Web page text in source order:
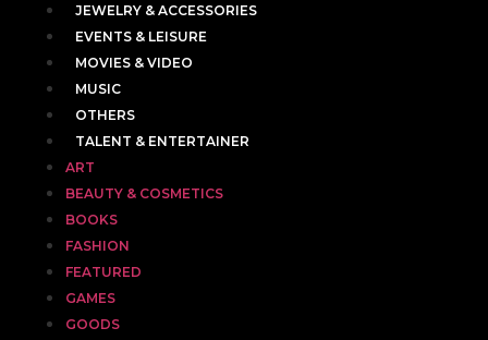
JEWELRY & ACCESSORIES
EVENTS & LEISURE
MOVIES & VIDEO
MUSIC
OTHERS
TALENT & ENTERTAINER
ART
BEAUTY & COSMETICS
BOOKS
FASHION
FEATURED
GAMES
GOODS